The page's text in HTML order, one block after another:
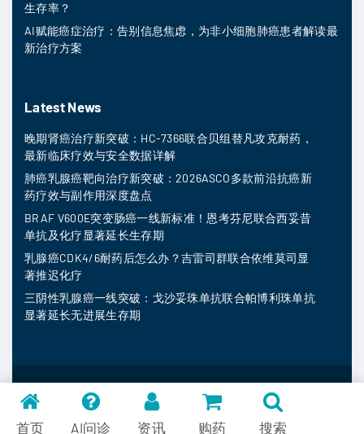
生存率？
AI赋能癌症治疗：告别信息焦虑，为非小细胞肺癌患者解读最
新治疗方案
Latest News
晚期肾癌治疗新突破：HC-7366联合贝组替凡攻克耐药，
最新临床疗效与安全数据详解
肺癌乳腺癌靶向治疗新突破：2026ASCO多款前沿抗癌新
药疗效与副作用深度盘点
BRAF V600E突变肠癌一线新标准！恩考芬尼联合西妥昔
单抗及化疗显著延长生存期
乳腺癌CDK4/6耐药后怎么办？吉雷司群联合依维莫司显
著推迟化疗
三阴性乳腺癌一线突破：戈沙妥珠单抗联合帕博利珠单抗
显著延长无进展生存期
MedFind © 2026
首页 AI问诊 资讯 购药 搜索